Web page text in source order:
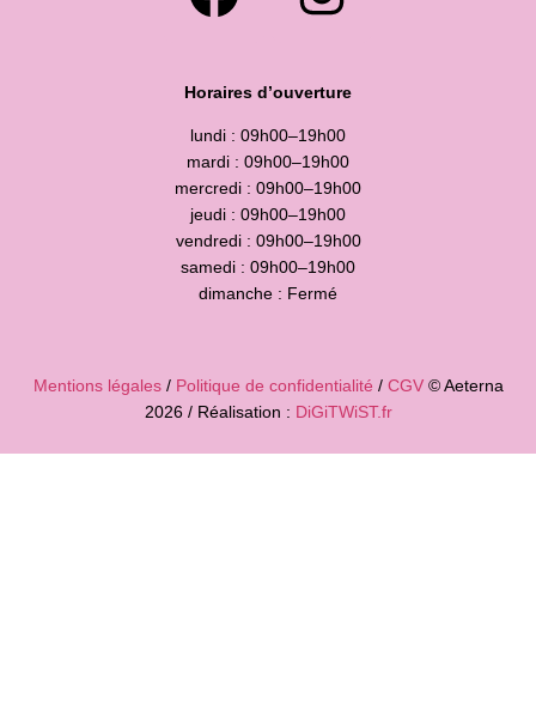
Horaires d’ouverture
lundi : 09h00–19h00
mardi : 09h00–19h00
mercredi : 09h00–19h00
jeudi : 09h00–19h00
vendredi : 09h00–19h00
samedi : 09h00–19h00
dimanche : Fermé
Mentions légales/ Politique de confidentialité / CGV© Aeterna
2026 / Réalisation : DiGiTWiST.fr